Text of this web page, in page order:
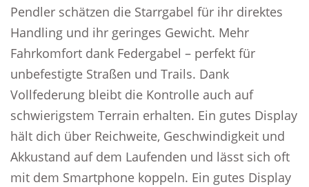
Pendler schätzen die Starrgabel für ihr direktes
Handling und ihr geringes Gewicht. Mehr
Fahrkomfort dank Federgabel – perfekt für
unbefestigte Straßen und Trails. Dank
Vollfederung bleibt die Kontrolle auch auf
schwierigstem Terrain erhalten. Ein gutes Display
hält dich über Reichweite, Geschwindigkeit und
Akkustand auf dem Laufenden und lässt sich oft
mit dem Smartphone koppeln. Ein gutes Display